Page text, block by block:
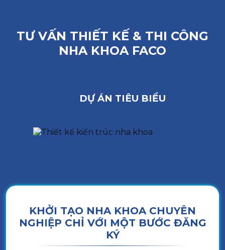
TƯ VẤN THIẾT KẾ & THI CÔNG
NHA KHOA FACO
DỰ ÁN TIÊU BIỂU
KHỞI TẠO NHA KHOA CHUYÊN
NGHIỆP CHỈ VỚI MỘT BƯỚC ĐĂNG
KÝ